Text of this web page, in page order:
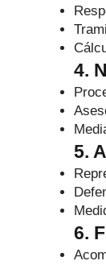
4.
5.
6.